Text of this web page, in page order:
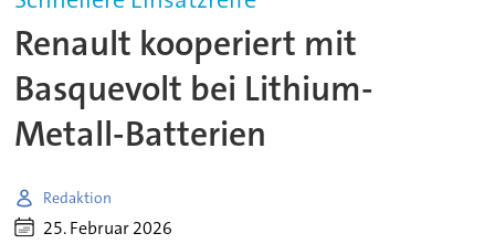
Renault kooperiert mit
Basquevolt bei Lithium-
Metall-Batterien
Redaktion
25. Februar 2026